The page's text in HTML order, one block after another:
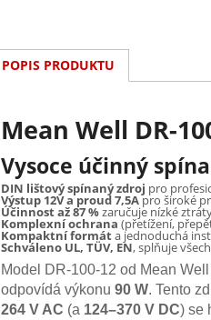
POPIS PRODUKTU
Mean Well DR-
Vysoce účinný
DIN lištový spínaný zdroj pro
Výstup 12V a proud 7,5Apro široké
Účinnost až 87 %zaručuje nízké
Komplexní ochrana (přetížení,
Kompaktní formáta jednoduchá
Schváleno UL, TÜV, EN, splňuje
Model DR-100-12 od Mean
odpovídá výkonu 90 W. Tento
264 V AC (a 124–370 V DC) se